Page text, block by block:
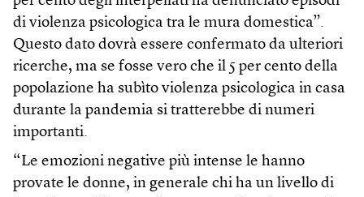
di violenza psicologica tra le mura domestica”.
Questo dato dovrà essere confermato da ulteriori
ricerche, ma se fosse vero che il 5 per cento della
popolazione ha subìto violenza psicologica in casa
durante la pandemia si tratterebbe di numeri
importanti.
“Le emozioni negative più intense le hanno
provate le donne, in generale chi ha un livello di